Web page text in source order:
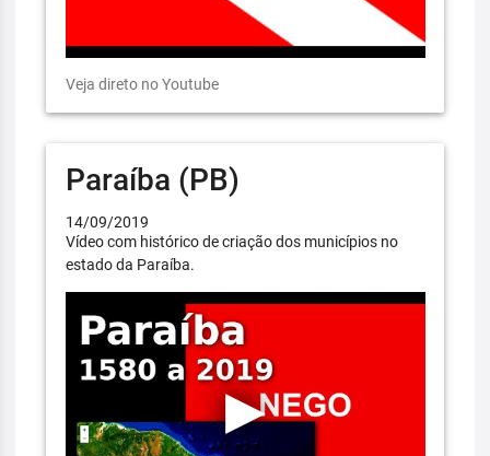
Veja direto no Youtube
Paraíba (PB)
14/09/2019
Vídeo com histórico de criação dos municípios no
estado da Paraíba.